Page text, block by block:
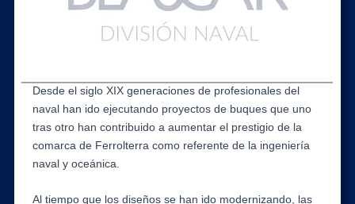
Desde el siglo XIX generaciones de profesionales del
naval han ido ejecutando proyectos de buques que uno
tras otro han contribuido a aumentar el prestigio de la
comarca de Ferrolterra como referente de la ingeniería
naval y oceánica.
Al tiempo que los diseños se han ido modernizando, las